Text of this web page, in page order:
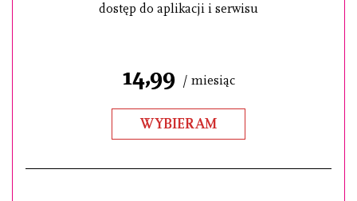
dostęp do aplikacji i serwisu
14,99 / miesiąc
WYBIERAM